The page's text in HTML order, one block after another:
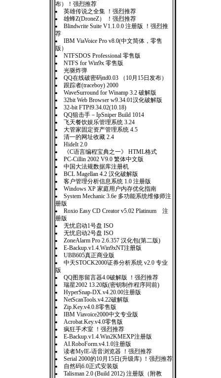
布）！强烈推荐
英雄传说之全集 ！强烈推荐
雄蜂Z(DroneZ） ！强烈推荐
Blindwrite Suite V1.1.0.0 注册版 ！强烈推
荐
IBM ViaVoice Pro v8.0(中文简体，零售
版）
NTFSDOS Professional 零售版
NTFS for Win9x 零售版
光驱炸弹
QQ在线破密码ttd0.03 （10月15日发布）
跟踪者(traceboy) 2000
WaveSurround for Winamp 3.2 破解版
32bit Web Browser w9.34.01汉化破解版
32-bit FTPf9.34.02(10.18)
QQ狙击手－IpSniper Build 1014
飞天餐饮娱乐管理系统 3.24
大管家固定资产管理系统 4.5
清一的网址收藏 2.4
HideIt 2.0
《C语言编程宝典之一》 HTML格式
PC-Cillin 2002 V9.0 繁体中文版
中国大法规数据库注册机
BCL Magellan 4.2 汉化破解版
客户管理分析信息系统 1.0 注册版
Windows XP 家庭用户内存优化指南
System Mechanic 3.6e 多功能系统维修师注
册版
Roxio Easy CD Creator v5.02 Platinum 注
册版
无忧启动1号盘 ISO
无忧启动2号盘 ISO
ZoneAlarm Pro 2.6.357 汉化包(第二版)
E-Backup.v1.4.Win9xNT注册版
UBB605真正商业版
中天STOCK2000证券分析系统 v2.0 专业
版
QQ图形留言器4.0破解版 ！强烈推荐
瑞星2002 13.20版(密钥制作程序同前)
HyperSnap-DX.v4.20.00注册版
NetScanTools.v4.22破解版
Zip.Key.v4.0.8零售版
IBM Viavoice2000中文专业版
Acrobat.Key.v4.0零售版
疯狂手术室 ！强烈推荐
E-Backup.v1.4.Win2KMEXP注册版
AI.RoboForm.v4.1.0注册版
读者MyIE-语音浏览器 ！强烈推荐
Serial 2000的10月15日(升级库) ！强烈推荐
自然码6.0正式安装版
Talisman 2.0 (Build 2012) 注册版（附教